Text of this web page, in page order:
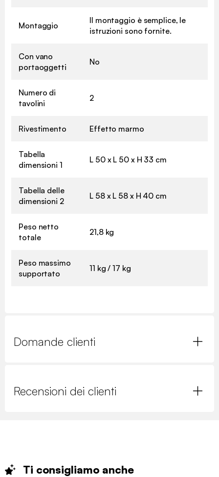
Montaggio
Il montaggio è semplice, le
istruzioni sono fornite.
Con vano
portaoggetti
No
Numero di
tavolini
2
Rivestimento Effetto marmo
Tabella
dimensioni 1
L 50 x L 50 x H 33 cm
Tabella delle
dimensioni 2
L 58 x L 58 x H 40 cm
Peso netto
totale
21,8 kg
Peso massimo
supportato
11 kg / 17 kg
Domande clienti
Recensioni dei clienti
Ti consigliamo anche